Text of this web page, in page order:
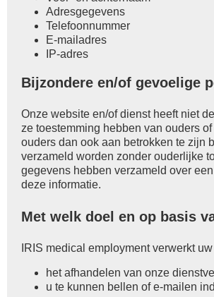
Adresgegevens
Telefoonnummer
E-mailadres
IP-adres
Bijzondere en/of gevoelige
Onze website en/of dienst heeft niet
ze toestemming hebben van ouders
ouders dan ook aan betrokken te zijn
verzameld worden zonder ouderlijke
gegevens hebben verzameld over
deze informatie.
Met welk doel en op basis
IRIS medical employment verwerkt
het afhandelen van onze
u te kunnen bellen of e-mailen